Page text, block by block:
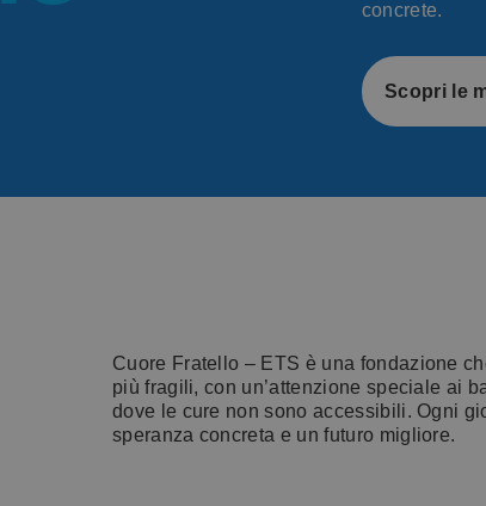
concrete.
Scopri le
Cuore Fratello – ETS è una fondazione
più fragili, con un’attenzione speciale ai
dove le cure non sono accessibili. Ogni
speranza concreta e un futuro migliore.